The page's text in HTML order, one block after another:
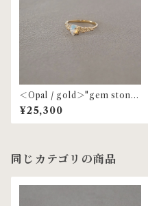
＜Opal / gold＞"gem stone"
floral ring | MR-120
¥25,300
同じカテゴリの商品